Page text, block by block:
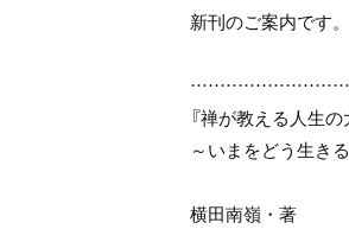
新刊のご案内です。
『禅が教える人生の
～いまをどう生き
横田南嶺・著